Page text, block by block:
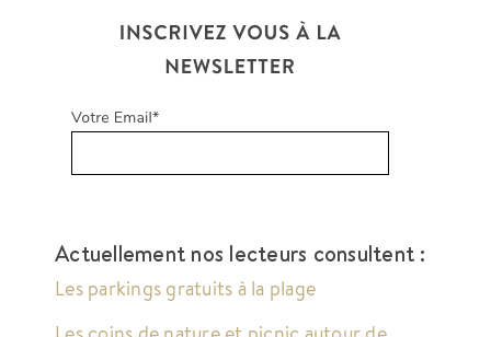
Actuellement nos lecteurs consultent :
Les parkings gratuits à la plage